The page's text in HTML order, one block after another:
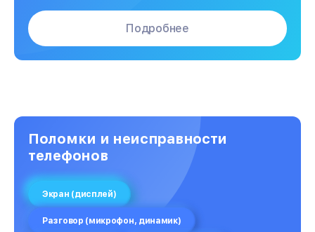
Подробнее
Поломки и неисправности
телефонов
Экран (дисплей)
Разговор (микрофон, динамик)